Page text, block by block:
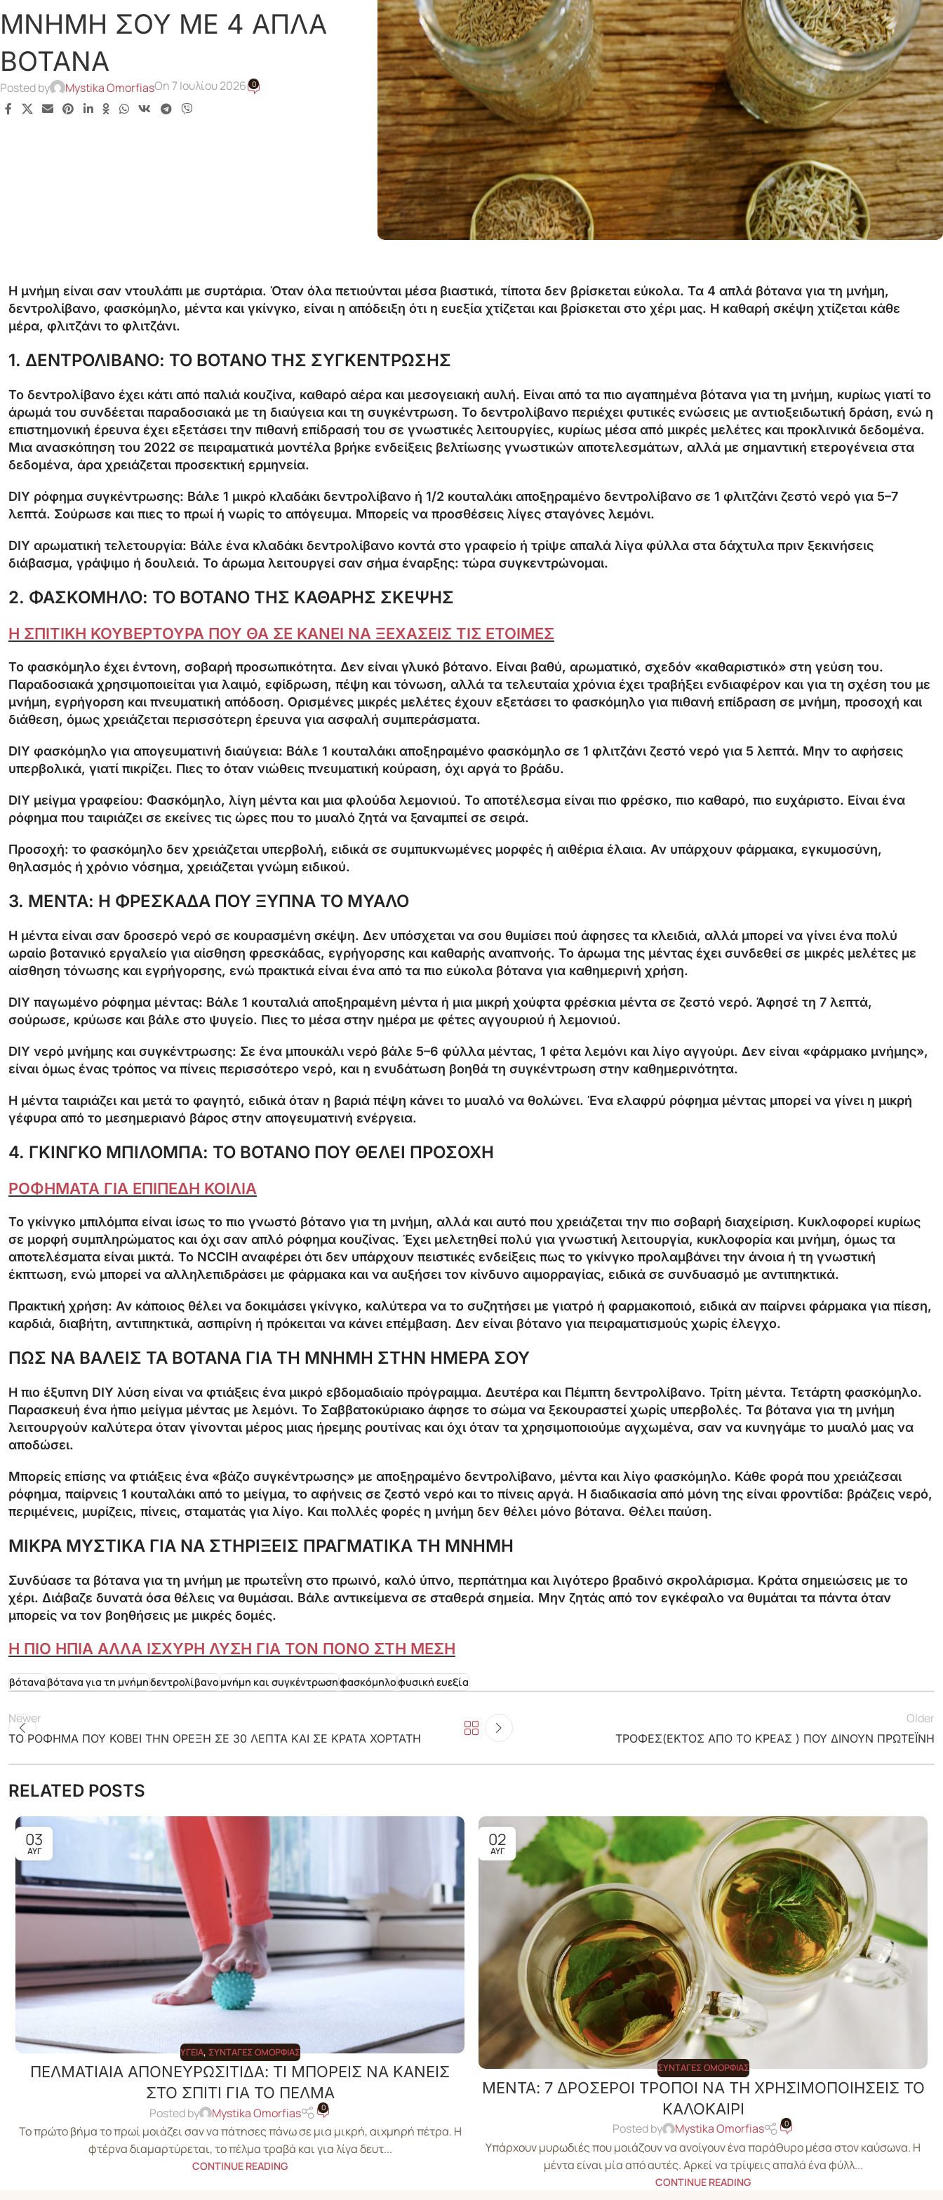
ΜΝΗΜΗ ΣΟΥ ΜΕ 4 ΑΠΛΑ
ΒΟΤΑΝΑ
Posted by Mystika OmorfiasOn 7 Ιουλίου 2026 0
Η μνήμη είναι σαν ντουλάπι με συρτάρια. Όταν όλα πετιούνται μέσα βιαστικά, τίποτα δεν βρίσκεται εύκολα. Τα 4 απλά βότανα για τη μνήμη,
δεντρολίβανο, φασκόμηλο, μέντα και γκίνγκο, είναι η απόδειξη ότι η ευεξία χτίζεται και βρίσκεται στο χέρι μας. Η καθαρή σκέψη χτίζεται κάθε
μέρα, φλιτζάνι το φλιτζάνι.
1. ΔΕΝΤΡΟΛΙΒΑΝΟ: ΤΟ ΒΟΤΑΝΟ ΤΗΣ ΣΥΓΚΕΝΤΡΩΣΗΣ
Το δεντρολίβανο έχει κάτι από παλιά κουζίνα, καθαρό αέρα και μεσογειακή αυλή. Είναι από τα πιο αγαπημένα βότανα για τη μνήμη, κυρίως γιατί το
άρωμά του συνδέεται παραδοσιακά με τη διαύγεια και τη συγκέντρωση. Το δεντρολίβανο περιέχει φυτικές ενώσεις με αντιοξειδωτική δράση, ενώ η
επιστημονική έρευνα έχει εξετάσει την πιθανή επίδρασή του σε γνωστικές λειτουργίες, κυρίως μέσα από μικρές μελέτες και προκλινικά δεδομένα.
Μια ανασκόπηση του 2022 σε πειραματικά μοντέλα βρήκε ενδείξεις βελτίωσης γνωστικών αποτελεσμάτων, αλλά με σημαντική ετερογένεια στα
δεδομένα, άρα χρειάζεται προσεκτική ερμηνεία.
DIY ρόφημα συγκέντρωσης: Βάλε 1 μικρό κλαδάκι δεντρολίβανο ή 1/2 κουταλάκι αποξηραμένο δεντρολίβανο σε 1 φλιτζάνι ζεστό νερό για 5–7
λεπτά. Σούρωσε και πιες το πρωί ή νωρίς το απόγευμα. Μπορείς να προσθέσεις λίγες σταγόνες λεμόνι.
DIY αρωματική τελετουργία: Βάλε ένα κλαδάκι δεντρολίβανο κοντά στο γραφείο ή τρίψε απαλά λίγα φύλλα στα δάχτυλα πριν ξεκινήσεις
διάβασμα, γράψιμο ή δουλειά. Το άρωμα λειτουργεί σαν σήμα έναρξης: τώρα συγκεντρώνομαι.
2. ΦΑΣΚΟΜΗΛΟ: ΤΟ ΒΟΤΑΝΟ ΤΗΣ ΚΑΘΑΡΗΣ ΣΚΕΨΗΣ
Η ΣΠΙΤΙΚΗ ΚΟΥΒΕΡΤΟΥΡΑ ΠΟΥ ΘΑ ΣΕ ΚΑΝΕΙ ΝΑ ΞΕΧΑΣΕΙΣ ΤΙΣ ΕΤΟΙΜΕΣ
Το φασκόμηλο έχει έντονη, σοβαρή προσωπικότητα. Δεν είναι γλυκό βότανο. Είναι βαθύ, αρωματικό, σχεδόν «καθαριστικό» στη γεύση του.
Παραδοσιακά χρησιμοποιείται για λαιμό, εφίδρωση, πέψη και τόνωση, αλλά τα τελευταία χρόνια έχει τραβήξει ενδιαφέρον και για τη σχέση του με
μνήμη, εγρήγορση και πνευματική απόδοση. Ορισμένες μικρές μελέτες έχουν εξετάσει το φασκόμηλο για πιθανή επίδραση σε μνήμη, προσοχή και
διάθεση, όμως χρειάζεται περισσότερη έρευνα για ασφαλή συμπεράσματα.
DIY φασκόμηλο για απογευματινή διαύγεια: Βάλε 1 κουταλάκι αποξηραμένο φασκόμηλο σε 1 φλιτζάνι ζεστό νερό για 5 λεπτά. Μην το αφήσεις
υπερβολικά, γιατί πικρίζει. Πιες το όταν νιώθεις πνευματική κούραση, όχι αργά το βράδυ.
DIY μείγμα γραφείου: Φασκόμηλο, λίγη μέντα και μια φλούδα λεμονιού. Το αποτέλεσμα είναι πιο φρέσκο, πιο καθαρό, πιο ευχάριστο. Είναι ένα
ρόφημα που ταιριάζει σε εκείνες τις ώρες που το μυαλό ζητά να ξαναμπεί σε σειρά.
Προσοχή: το φασκόμηλο δεν χρειάζεται υπερβολή, ειδικά σε συμπυκνωμένες μορφές ή αιθέρια έλαια. Αν υπάρχουν φάρμακα, εγκυμοσύνη,
θηλασμός ή χρόνιο νόσημα, χρειάζεται γνώμη ειδικού.
3. ΜΕΝΤΑ: Η ΦΡΕΣΚΑΔΑ ΠΟΥ ΞΥΠΝΑ ΤΟ ΜΥΑΛΟ
Η μέντα είναι σαν δροσερό νερό σε κουρασμένη σκέψη. Δεν υπόσχεται να σου θυμίσει πού άφησες τα κλειδιά, αλλά μπορεί να γίνει ένα πολύ
ωραίο βοτανικό εργαλείο για αίσθηση φρεσκάδας, εγρήγορσης και καθαρής αναπνοής. Το άρωμα της μέντας έχει συνδεθεί σε μικρές μελέτες με
αίσθηση τόνωσης και εγρήγορσης, ενώ πρακτικά είναι ένα από τα πιο εύκολα βότανα για καθημερινή χρήση.
DIY παγωμένο ρόφημα μέντας: Βάλε 1 κουταλιά αποξηραμένη μέντα ή μια μικρή χούφτα φρέσκια μέντα σε ζεστό νερό. Άφησέ τη 7 λεπτά,
σούρωσε, κρύωσε και βάλε στο ψυγείο. Πιες το μέσα στην ημέρα με φέτες αγγουριού ή λεμονιού.
DIY νερό μνήμης και συγκέντρωσης: Σε ένα μπουκάλι νερό βάλε 5–6 φύλλα μέντας, 1 φέτα λεμόνι και λίγο αγγούρι. Δεν είναι «φάρμακο μνήμης»,
είναι όμως ένας τρόπος να πίνεις περισσότερο νερό, και η ενυδάτωση βοηθά τη συγκέντρωση στην καθημερινότητα.
Η μέντα ταιριάζει και μετά το φαγητό, ειδικά όταν η βαριά πέψη κάνει το μυαλό να θολώνει. Ένα ελαφρύ ρόφημα μέντας μπορεί να γίνει η μικρή
γέφυρα από το μεσημεριανό βάρος στην απογευματινή ενέργεια.
4. ΓΚΙΝΓΚΟ ΜΠΙΛΟΜΠΑ: ΤΟ ΒΟΤΑΝΟ ΠΟΥ ΘΕΛΕΙ ΠΡΟΣΟΧΗ
ΡΟΦΗΜΑΤΑ ΓΙΑ ΕΠΙΠΕΔΗ ΚΟΙΛΙΑ
Το γκίνγκο μπιλόμπα είναι ίσως το πιο γνωστό βότανο για τη μνήμη, αλλά και αυτό που χρειάζεται την πιο σοβαρή διαχείριση. Κυκλοφορεί κυρίως
σε μορφή συμπληρώματος και όχι σαν απλό ρόφημα κουζίνας. Έχει μελετηθεί πολύ για γνωστική λειτουργία, κυκλοφορία και μνήμη, όμως τα
αποτελέσματα είναι μικτά. Το NCCIH αναφέρει ότι δεν υπάρχουν πειστικές ενδείξεις πως το γκίνγκο προλαμβάνει την άνοια ή τη γνωστική
έκπτωση, ενώ μπορεί να αλληλεπιδράσει με φάρμακα και να αυξήσει τον κίνδυνο αιμορραγίας, ειδικά σε συνδυασμό με αντιπηκτικά.
Πρακτική χρήση: Αν κάποιος θέλει να δοκιμάσει γκίνγκο, καλύτερα να το συζητήσει με γιατρό ή φαρμακοποιό, ειδικά αν παίρνει φάρμακα για πίεση,
καρδιά, διαβήτη, αντιπηκτικά, ασπιρίνη ή πρόκειται να κάνει επέμβαση. Δεν είναι βότανο για πειραματισμούς χωρίς έλεγχο.
ΠΩΣ ΝΑ ΒΑΛΕΙΣ ΤΑ ΒΟΤΑΝΑ ΓΙΑ ΤΗ ΜΝΗΜΗ ΣΤΗΝ ΗΜΕΡΑ ΣΟΥ
Η πιο έξυπνη DIY λύση είναι να φτιάξεις ένα μικρό εβδομαδιαίο πρόγραμμα. Δευτέρα και Πέμπτη δεντρολίβανο. Τρίτη μέντα. Τετάρτη φασκόμηλο.
Παρασκευή ένα ήπιο μείγμα μέντας με λεμόνι. Το Σαββατοκύριακο άφησε το σώμα να ξεκουραστεί χωρίς υπερβολές. Τα βότανα για τη μνήμη
λειτουργούν καλύτερα όταν γίνονται μέρος μιας ήρεμης ρουτίνας και όχι όταν τα χρησιμοποιούμε αγχωμένα, σαν να κυνηγάμε το μυαλό μας να
αποδώσει.
Μπορείς επίσης να φτιάξεις ένα «βάζο συγκέντρωσης» με αποξηραμένο δεντρολίβανο, μέντα και λίγο φασκόμηλο. Κάθε φορά που χρειάζεσαι
ρόφημα, παίρνεις 1 κουταλάκι από το μείγμα, το αφήνεις σε ζεστό νερό και το πίνεις αργά. Η διαδικασία από μόνη της είναι φροντίδα: βράζεις νερό,
περιμένεις, μυρίζεις, πίνεις, σταματάς για λίγο. Και πολλές φορές η μνήμη δεν θέλει μόνο βότανα. Θέλει παύση.
ΜΙΚΡΑ ΜΥΣΤΙΚΑ ΓΙΑ ΝΑ ΣΤΗΡΙΞΕΙΣ ΠΡΑΓΜΑΤΙΚΑ ΤΗ ΜΝΗΜΗ
Συνδύασε τα βότανα για τη μνήμη με πρωτεΐνη στο πρωινό, καλό ύπνο, περπάτημα και λιγότερο βραδινό σκρολάρισμα. Κράτα σημειώσεις με το
χέρι. Διάβαζε δυνατά όσα θέλεις να θυμάσαι. Βάλε αντικείμενα σε σταθερά σημεία. Μην ζητάς από τον εγκέφαλο να θυμάται τα πάντα όταν
μπορείς να τον βοηθήσεις με μικρές δομές.
Η ΠΙΟ ΗΠΙΑ ΑΛΛΑ ΙΣΧΥΡΗ ΛΥΣΗ ΓΙΑ ΤΟΝ ΠΟΝΟ ΣΤΗ ΜΕΣΗ
βόταναβότανα για τη μνήμηδεντρολίβανομνήμη και συγκέντρωσηφασκόμηλοφυσική ευεξία
Newer
ΤΟ ΡΟΦΗΜΑ ΠΟΥ ΚΟΒΕΙ ΤΗΝ ΟΡΕΞΗ ΣΕ 30 ΛΕΠΤΑ ΚΑΙ ΣΕ ΚΡΑΤΑ ΧΟΡΤΑΤΗ
Older
ΤΡΟΦΕΣ(ΕΚΤΟΣ ΑΠΟ ΤΟ ΚΡΕΑΣ ) ΠΟΥ ΔΙΝΟΥΝ ΠΡΩΤΕΪΝΗ
RELATED POSTS
03
ΑΥΓ
ΥΓΕΊΑ, ΣΥΝΤΑΓΈΣ ΟΜΟΡΦΙΆΣ
ΠΕΛΜΑΤΙΑΙΑ ΑΠΟΝΕΥΡΩΣΙΤΙΔΑ: ΤΙ ΜΠΟΡΕΙΣ ΝΑ ΚΑΝΕΙΣ
ΣΤΟ ΣΠΙΤΙ ΓΙΑ ΤΟ ΠΕΛΜΑ
Posted by Mystika Omorfias 0
Το πρώτο βήμα το πρωί μοιάζει σαν να πάτησες πάνω σε μια μικρή, αιχμηρή πέτρα. Η
φτέρνα διαμαρτύρεται, το πέλμα τραβά και για λίγα δευτ...
CONTINUE READING
02
ΑΥΓ
ΣΥΝΤΑΓΈΣ ΟΜΟΡΦΙΆΣ
ΜΕΝΤΑ: 7 ΔΡΟΣΕΡΟΙ ΤΡΟΠΟΙ ΝΑ ΤΗ ΧΡΗΣΙΜΟΠΟΙΗΣΕΙΣ ΤΟ
ΚΑΛΟΚΑΙΡΙ
Posted by Mystika Omorfias 0
Υπάρχουν μυρωδιές που μοιάζουν να ανοίγουν ένα παράθυρο μέσα στον καύσωνα. Η
μέντα είναι μία από αυτές. Αρκεί να τρίψεις απαλά ένα φύλλ...
CONTINUE READING